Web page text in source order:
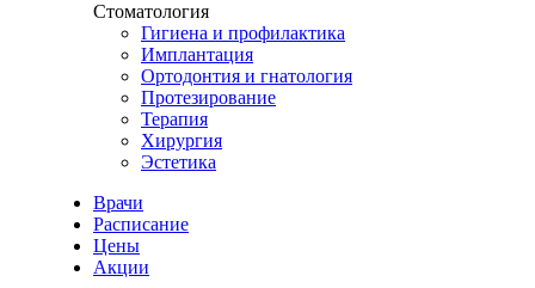
Стоматология
Гигиена и профилактика
Имплантация
Ортодонтия и гнатология
Протезирование
Терапия
Хирургия
Эстетика
Врачи
Расписание
Цены
Акции